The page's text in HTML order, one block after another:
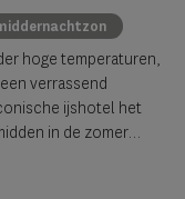
hoge temperaturen,
verrassend
ijshotel het
in de zomer